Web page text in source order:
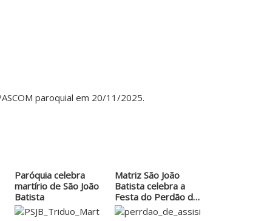
paroquial em 20/11/2025.
Paróquia celebra
martírio de São João
Batista
Matriz São João
Batista celebra a
Festa do Perdão de
Assis